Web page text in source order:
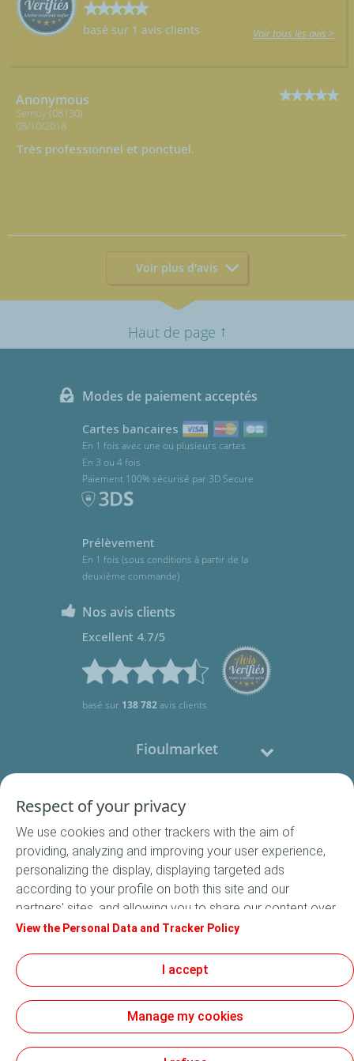
basé sur 1 avis clients Voir tous les avis >
Anonymous
Semuy (08130)
08/10/2018
Très professionnel et ponctuel.
Voir plus d'avis
Haut de page ↑
Modes de paiement acceptés
Cartes bancaires
En 1 fois avec une ou plusieurs cartes
En 3 ou 4 fois
Paiement 100% sécurisé par 3D Secure
Prélèvement
En 1 fois (sous conditions à partir de la
deuxième commande)
Nos avis clients
Excellent 4.7/5
basé sur 138 782avis clients
Fioulmarket
Nous contacter
Suivez-nous
Conditions Générales de Vente
Mentions légales
Données Personnelles
Cookies
Respect of your privacy
We use cookies and other trackers with the aim of
providing, analyzing and improving your user experience,
personalizing the display, displaying targeted ads
according to your profile on both this site and our
partners' sites, and allowing you to share our content over
social media. In accordance with French legislation,
default. You can change your cookie settings at any time
by clicking on the "Manage my cookies" button. By clicking
on the "Accept" button, you agree that we may store all
cookies on your device. If you click on "Decline", only the
View the Personal Data and Tracker Policy
I accept
Manage my cookies